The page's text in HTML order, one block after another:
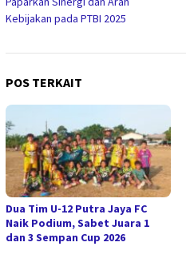
Kebijakan pada PTBI 2025
POS TERKAIT
Dua Tim U-12 Putra Jaya FC
Naik Podium, Sabet Juara 1
dan 3 Sempan Cup 2026